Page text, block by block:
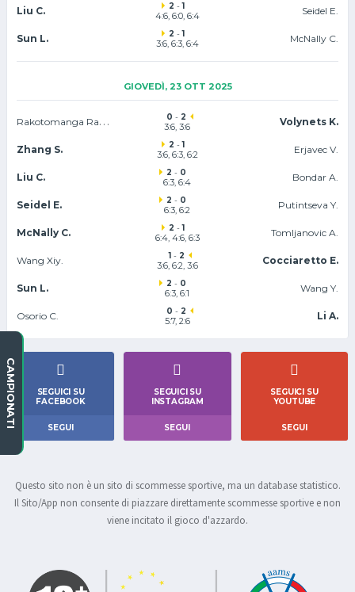
Liu C. 2 -1
4:6, 6:0, 6:4 Seidel E.
Sun L. 2 -1
3:6, 6:3, 6:4 McNally C.
GIOVEDÌ, 23 OTT 2025
Rakotomanga Rajaonah T. 0 - 2
3:6, 3:6 Volynets K.
Zhang S. 2 -1
3:6, 6:3, 6:2 Erjavec V.
Liu C. 2 - 0
6:3, 6:4 Bondar A.
Seidel E. 2 - 0
6:3, 6:2 Putintseva Y.
McNally C. 2 -1
6:4, 4:6, 6:3 Tomljanovic A.
Wang Xiy. 1- 2
3:6, 6:2, 3:6 Cocciaretto E.
Sun L. 2 - 0
6:3, 6:1 Wang Y.
Osorio C. 0 - 2
5:7, 2:6 Li A.
SEGUICI SU
FACEBOOK
SEGUI
SEGUICI SU
INSTAGRAM
SEGUI
SEGUICI SU
YOUTUBE
SEGUI
Questo sito non è un sito di scommesse sportive, ma un database statistico.
Il Sito/App non consente di piazzare direttamente scommesse sportive e non
viene incitato il gioco d'azzardo.
CAMPIONATI